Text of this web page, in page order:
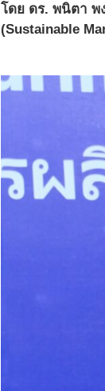
โดย ดร. พนิตา พ
(Sustainable